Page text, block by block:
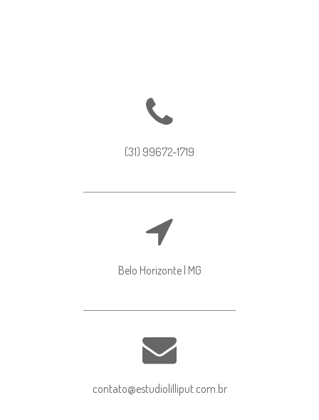
(31) 99672-1719
Belo Horizonte | MG
contato@estudiolilliput.com.br